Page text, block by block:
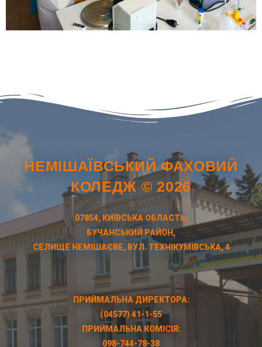
НЕМІШАЇВСЬКИЙ ФАХОВИЙ
КОЛЕДЖ © 2026
07854, КИЇВСЬКА ОБЛАСТЬ,
БУЧАНСЬКИЙ РАЙОН,
СЕЛИЩЕ НЕМІШАЄВЕ, ВУЛ. ТЕХНІКУМІВСЬКА, 4
ПРИЙМАЛЬНА ДИРЕКТОРА:
(04577) 41-1-55
ПРИЙМАЛЬНА КОМІСІЯ:
098-744-78-38